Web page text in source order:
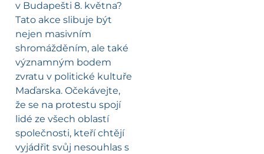
v Budapešti 8. května?
Tato akce slibuje být
nejen masivním
shromážděním, ale také
významným bodem
zvratu v politické kultuře
Maďarska. Očekávejte,
že se na protestu spojí
lidé ze všech oblastí
společnosti, kteří chtějí
vyjádřit svůj nesouhlas s